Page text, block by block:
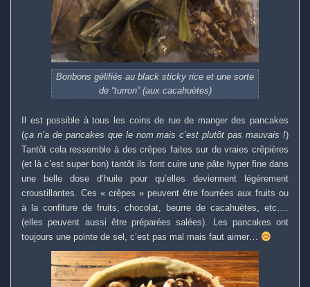
Bonbons gélifiés au black sticky rice et une sorte
de “turron” (aux cacahuètes)
Il est possible à tous les coins de rue de manger des pancakes
(ça n’a de pancakes que le nom mais c’est plutôt pas mauvais !)
Tantôt cela ressemble à des crêpes faites sur de vraies crêpières
(et là c’est super bon) tantôt ils font cuire une pâte hyper fine dans
une belle dose d’huile pour qu’elles deviennent légèrement
croustillantes. Ces « crêpes » peuvent être fourrées aux fruits ou
à la confiture de fruits, chocolat, beurre de cacahuètes, etc….
(elles peuvent aussi être préparées salées). Les pancakes ont
toujours une pointe de sel, c’est pas mal mais faut aimer…